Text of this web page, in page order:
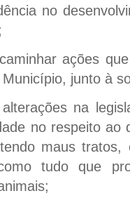
no
ações
junto à
na
no respeito
maus
tudo que